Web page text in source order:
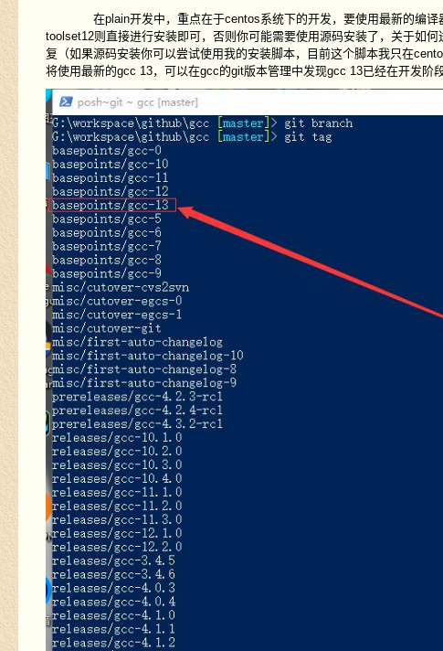
在plain开发中，重点在于centos系统下的开发，要使用最新的编译器
toolset12则直接进行安装即可，否则你可能需要使用源码安装了，关于如
复（如果源码安装你可以尝试使用我的安装脚本，目前这个脚本我只在
将使用最新的gcc 13，可以在gcc的git版本管理中发现gcc 13已经在开发阶段